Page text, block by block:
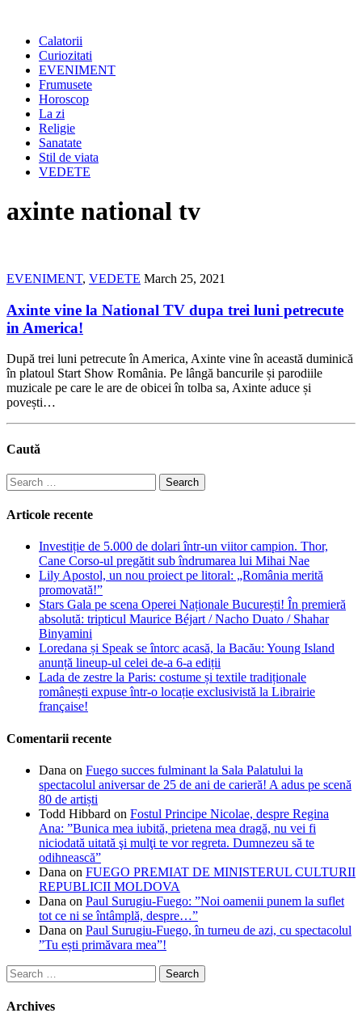
Calatorii
Curiozitati
EVENIMENT
Frumusete
Horoscop
La zi
Religie
Sanatate
Stil de viata
VEDETE
axinte national tv
EVENIMENT, VEDETE March 25, 2021
Axinte vine la National TV dupa trei luni petrecute
in America!
După trei luni petrecute în America, Axinte vine în această duminică
în platoul Start Show România. Pe lângă bancurile și parodiile
muzicale pe care le are de obicei în tolba sa, Axinte aduce și
povești…
Caută
Search
for:
Articole recente
Investiție de 5.000 de dolari într-un viitor campion. Thor,
Cane Corso-ul pregătit sub îndrumarea lui Mihai Nae
Lily Apostol, un nou proiect pe litoral: „România merită
promovată!”
Stars Gala pe scena Operei Naționale București! În premieră
absolută: tripticul Maurice Béjart / Nacho Duato / Shahar
Binyamini
Loredana și Speak se întorc acasă, la Bacău: Young Island
anunță lineup-ul celei de-a 6-a ediții
Lada de zestre la Paris: costume și textile tradiționale
românești expuse într-o locație exclusivistă la Librairie
française!
Comentarii recente
Dana on Fuego succes fulminant la Sala Palatului la
spectacolul aniversar de 25 de ani de carieră! A adus pe scenă
80 de artiști
Todd Hibbard on Fostul Principe Nicolae, despre Regina
Ana: ”Bunica mea iubită, prietena mea dragă, nu vei fi
niciodată uitată şi mulţi te vor regreta. Dumnezeu să te
odihnească”
Dana on FUEGO PREMIAT DE MINISTERUL CULTURII
REPUBLICII MOLDOVA
Dana on Paul Surugiu-Fuego: ”Noi oamenii punem la suflet
tot ce ni se întâmplă, despre…”
Dana on Paul Surugiu-Fuego, în turneu de azi, cu spectacolul
”Tu ești primăvara mea”!
Search
for:
Archives